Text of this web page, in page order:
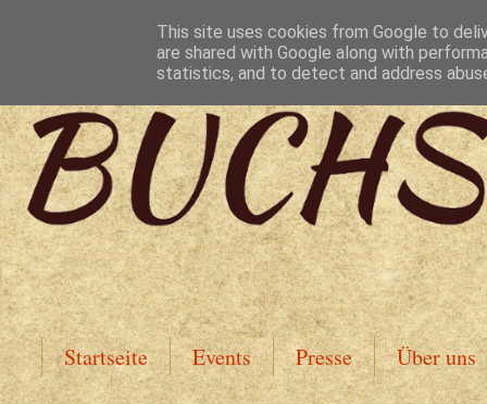
Startseite Events Presse Über uns
This site uses cookies from Google to
are shared with Google along with
statistics, and to detect and address